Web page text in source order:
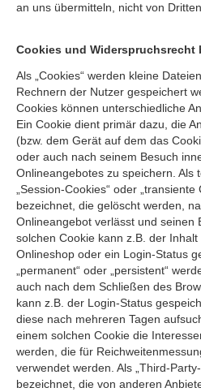
an uns übermitteln, nicht von
Cookies und Widerspruchsrecht
Als „Cookies“ werden kleine
Rechnern der Nutzer gespeichert
Cookies können unterschiedliche
Ein Cookie dient primär dazu, die
(bzw. dem Gerät auf dem das
oder auch nach seinem Besuch
Onlineangebotes zu speichern. Als
„Session-Cookies“ oder
bezeichnet, die gelöscht werden,
Onlineangebot verlässt und seinen
solchen Cookie kann z.B. der
Onlineshop oder ein Login-Status
„permanent“ oder „persistent“
auch nach dem Schließen des
kann z.B. der Login-Status
diese nach mehreren Tagen
einem solchen Cookie die
werden, die für
verwendet werden. Als „Third-
bezeichnet, die von anderen